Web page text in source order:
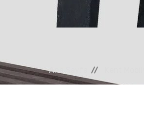
Ana Sayfa